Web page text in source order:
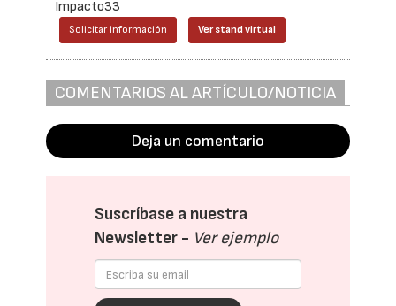
Impacto33
Solicitar información Ver stand virtual
COMENTARIOS AL ARTÍCULO/NOTICIA
Deja un comentario
Suscríbase a nuestra
Newsletter - Ver ejemplo